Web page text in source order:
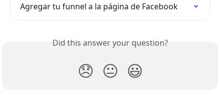
Agregar tu funnel a la página de Facebook
Did this answer your question?
😞 😐 😃